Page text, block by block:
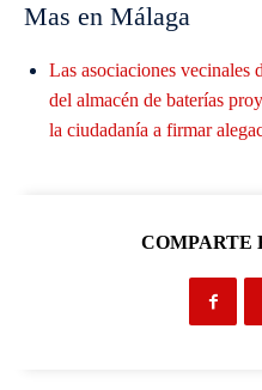
Mas en Málaga
Las asociaciones vecinales
del almacén de baterías
la ciudadanía a firmar
COMPARTE